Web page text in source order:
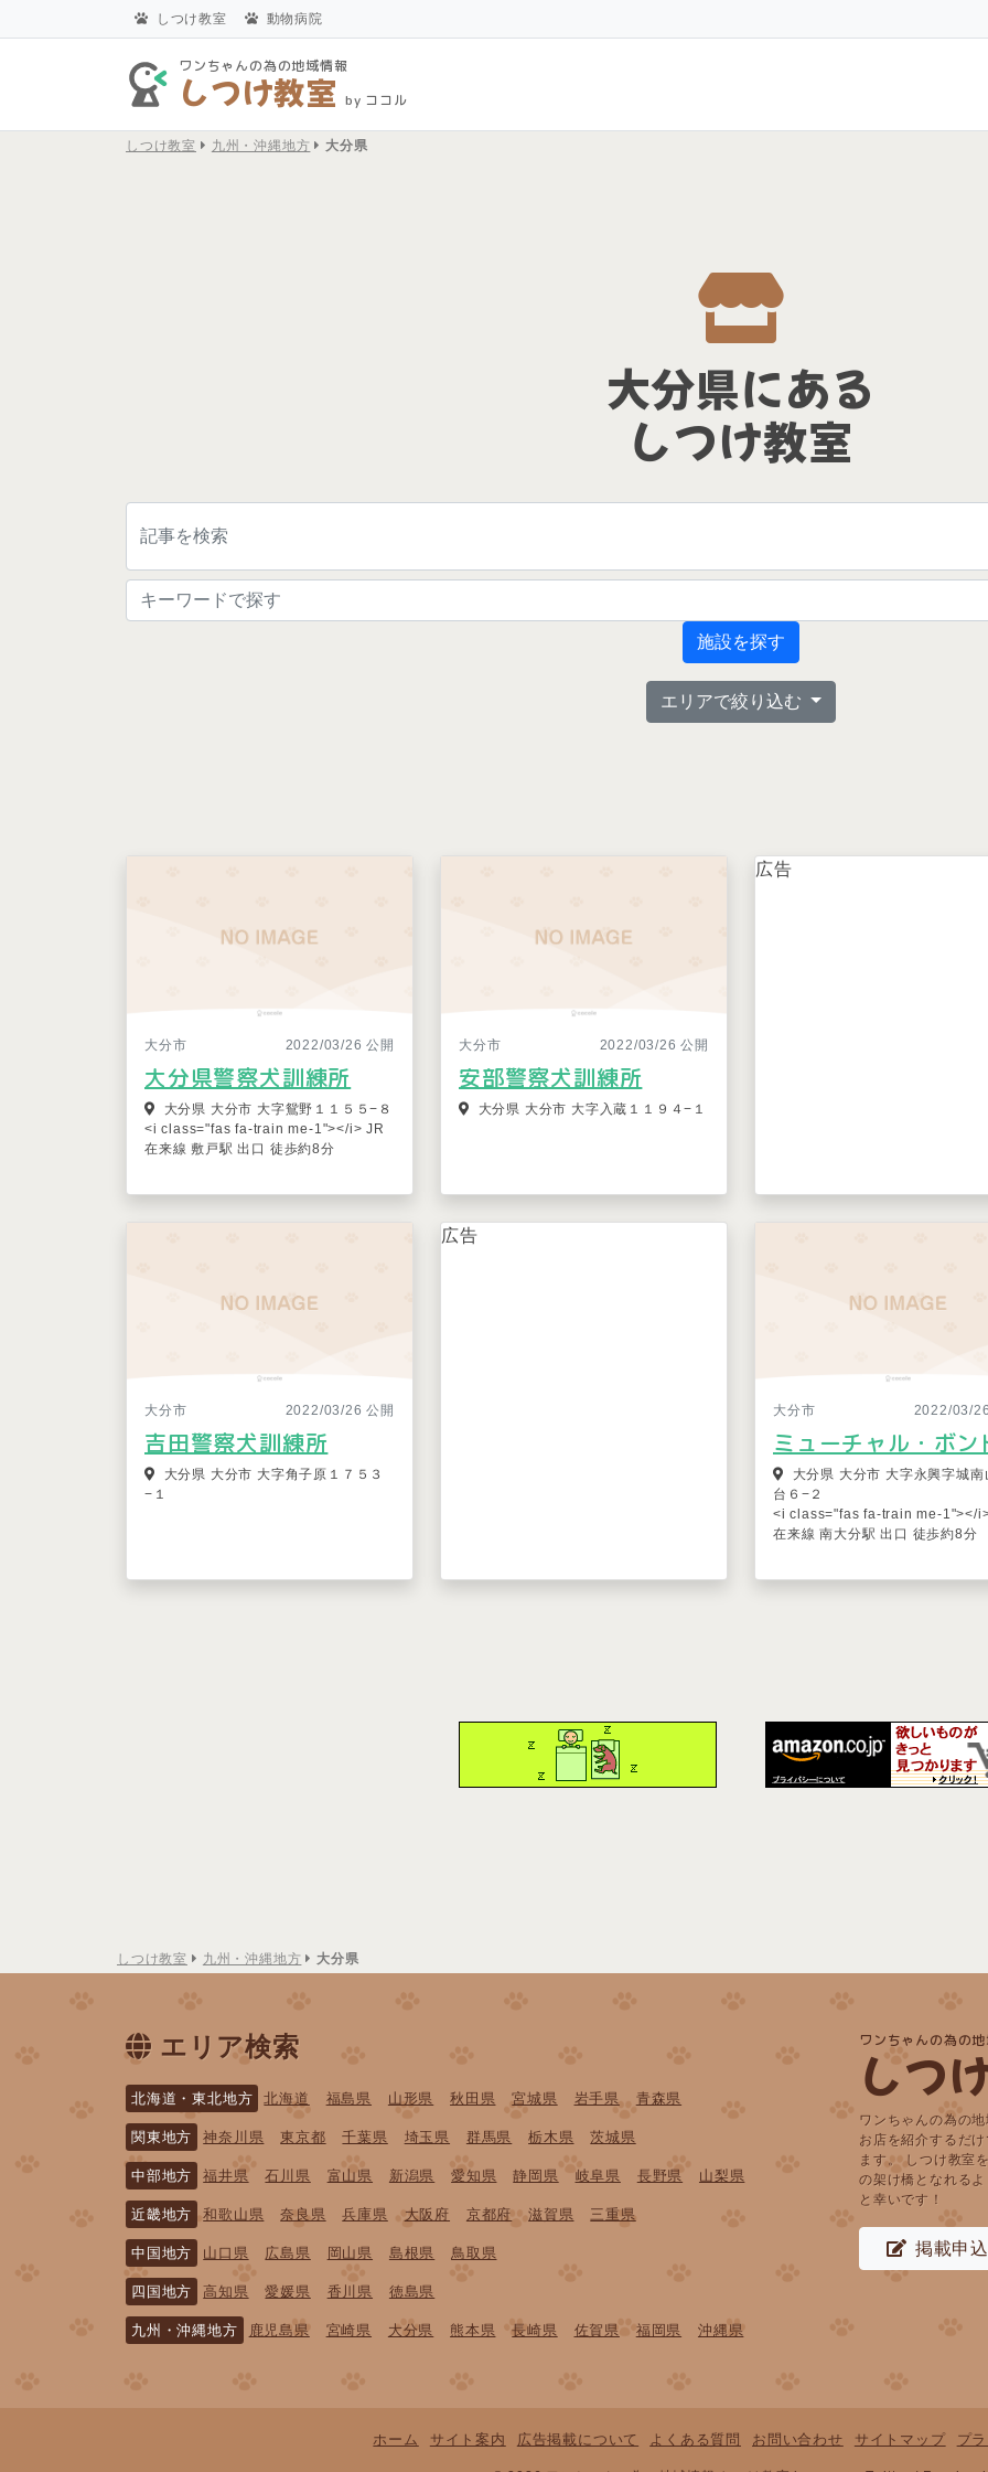
しつけ教室 動物病院
ワンちゃんの為の地域情報
しつけ教室 by ココル
しつけ教室 九州・沖縄地方 大分県
大分県にある
しつけ教室
施設を探す
エリアで絞り込む
大分市 2022/03/26 公開
大分県警察犬訓練所
大分県 大分市 大字鴛野１１５５−８
<i class="fas fa-train me-1"></i> JR
在来線 敷戸駅 出口 徒歩約8分
大分市 2022/03/26 公開
安部警察犬訓練所
大分県 大分市 大字入蔵１１９４−１
広告
大分市 2022/03/26 公開
吉田警察犬訓練所
大分県 大分市 大字角子原１７５３
−１
広告
大分市 2022/03/
ミューチャル・ボン
大分県 大分市 大字永興字城南
台６−２
<i class="fas fa-train me-1"></
在来線 南大分駅 出口 徒歩約8分
しつけ教室 九州・沖縄地方 大分県
エリア検索
北海道・東北地方 北海道 福島県 山形県 秋田県 宮城県 岩手県 青森県
関東地方 神奈川県 東京都 千葉県 埼玉県 群馬県 栃木県 茨城県
中部地方 福井県 石川県 富山県 新潟県 愛知県 静岡県 岐阜県 長野県 山梨県
近畿地方 和歌山県 奈良県 兵庫県 大阪府 京都府 滋賀県 三重県
中国地方 山口県 広島県 岡山県 島根県 鳥取県
四国地方 高知県 愛媛県 香川県 徳島県
九州・沖縄地方 鹿児島県 宮崎県 大分県 熊本県 長崎県 佐賀県 福岡県 沖縄県
ワンちゃんの為の
しつ
ワンちゃんの為の
お店を紹介するだ
ます。 しつけ教室
の架け橋となれる
と幸いです！
掲載申
ホーム サイト案内 広告掲載について よくある質問 お問い合わせ サイトマップ プ